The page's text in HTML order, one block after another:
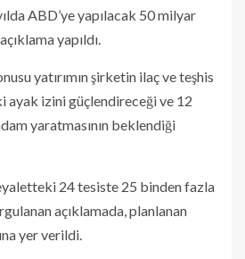
ABD’ye yapılacak 50 milyar
yapıldı.
yatırımın şirketin ilaç ve teşhis
ayak izini güçlendireceği ve 12
yaratmasının beklendiği
24 tesiste 25 binden fazla
açıklamada, planlanan
yer verildi.